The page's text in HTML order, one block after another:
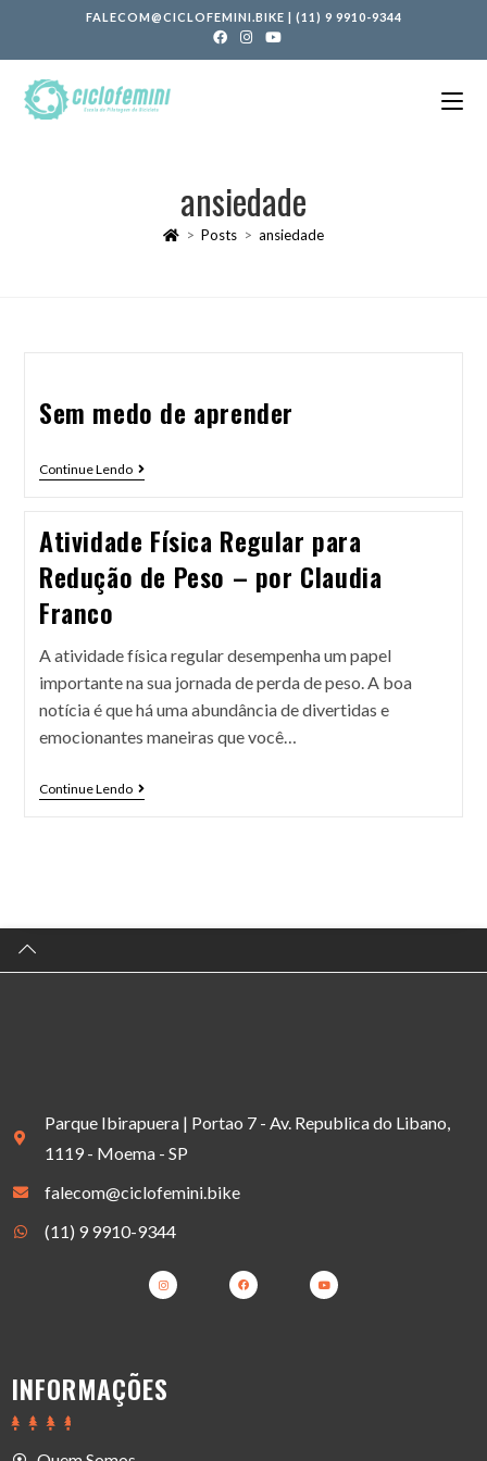
FALECOM@CICLOFEMINI.BIKE | (11) 9 9910-9344
ansiedade
> Posts > ansiedade
Sem medo de aprender
Continue Lendo
Atividade Física Regular para
Redução de Peso – por Claudia
Franco
A atividade física regular desempenha um papel
importante na sua jornada de perda de peso. A boa
notícia é que há uma abundância de divertidas e
emocionantes maneiras que você…
Continue Lendo
Parque Ibirapuera | Portao 7 - Av. Republica do Libano,
1119 - Moema - SP
falecom@ciclofemini.bike
(11) 9 9910-9344
INFORMAÇÕES